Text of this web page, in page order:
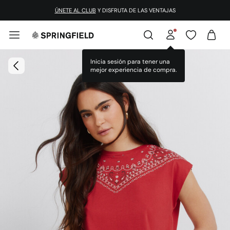
ÚNETE AL CLUB Y DISFRUTA DE LAS VENTAJAS